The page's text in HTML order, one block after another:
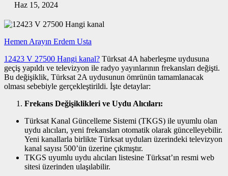
Haz 15, 2024
Hemen Arayın Erdem Usta
12423 V 27500 Hangi kanal? Türksat 4A haberleşme uydusuna
geçiş yapıldı ve televizyon ile radyo yayınlarının frekansları değişti.
Bu değişiklik, Türksat 2A uydusunun ömrünün tamamlanacak
olması sebebiyle gerçekleştirildi. İşte detaylar:
Frekans Değişiklikleri ve Uydu Alıcıları:
Türksat Kanal Güncelleme Sistemi (TKGS) ile uyumlu olan
uydu alıcıları, yeni frekansları otomatik olarak güncelleyebilir.
Yeni kanallarla birlikte Türksat uyduları üzerindeki televizyon
kanal sayısı 500’ün üzerine çıkmıştır.
TKGS uyumlu uydu alıcıları listesine Türksat’ın resmi web
sitesi üzerinden ulaşılabilir.